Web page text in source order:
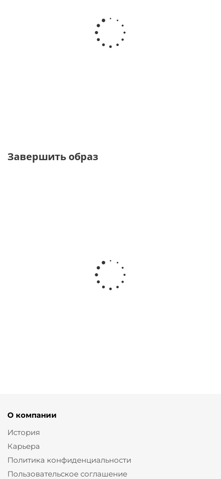
Завершить образ
О компании
История
Карьера
Политика конфиденциальности
Пользовательское соглашение